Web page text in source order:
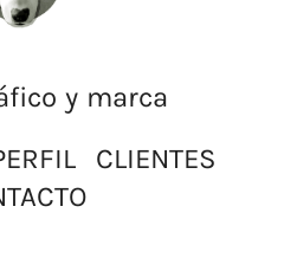
y marca
CLIENTES